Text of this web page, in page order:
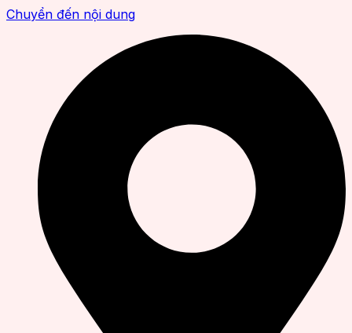
Chuyển đến nội dung